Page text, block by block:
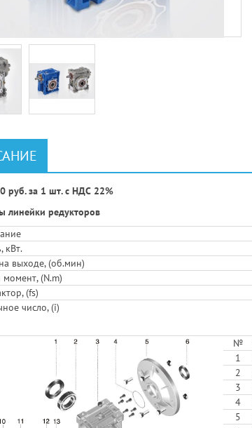
руб. за 1 шт. с НДС 22%
линейки редукторов
кВт.
выходе, (об.мин)
(N.m)
(fs)
число, (i)
№
1
2
3
4
5